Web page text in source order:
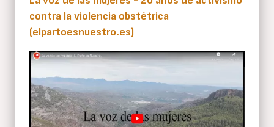
contra la violencia obstétrica
(elpartoesnuestro.es)